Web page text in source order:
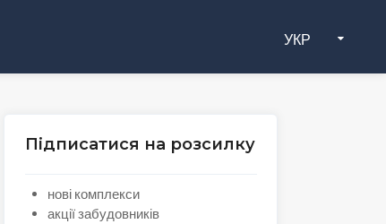
УКР
Підписатися на розсилку
нові комплекси
акції забудовників